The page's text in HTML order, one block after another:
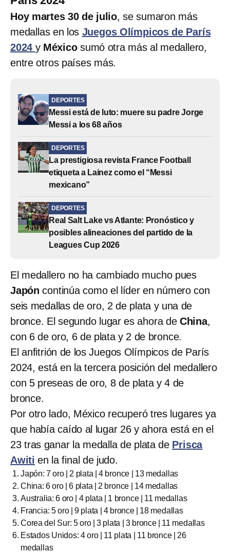
Hoy martes 30 de julio, se sumaron más
medallas en los Juegos Olímpicos de París
2024 y Méxicosumó otra más al medallero,
entre otros países más.
DEPORTES
Messi está de luto: muere su padre Jorge
Messi a los 68 años
DEPORTES
La prestigiosa revista France Football
etiqueta a Lainez como el “Messi
mexicano”
DEPORTES
Real Salt Lake vs Atlante: Pronóstico y
posibles alineaciones del partido de la
Leagues Cup 2026
El medallero no ha cambiado mucho pues
Japón continúa como el líder en número con
seis medallas de oro, 2 de plata y una de
bronce. El segundo lugar es ahora de China,
con 6 de oro, 6 de plata y 2 de bronce.
El anfitrión de los Juegos Olímpicos de París
2024, está en la tercera posición del medallero
con 5 preseas de oro, 8 de plata y 4 de
bronce.
Por otro lado, México recuperó tres lugares ya
que había caído al lugar 26 y ahora está en el
23 tras ganar la medalla de plata de Prisca
Awiti en la final de judo.
Japón: 7 oro | 2 plata | 4 bronce | 13 medallas
China: 6 oro | 6 plata | 2 bronce | 14 medallas
Australia: 6 oro | 4 plata | 1 bronce | 11 medallas
Francia: 5 oro | 9 plata | 4 bronce | 18 medallas
Corea del Sur: 5 oro | 3 plata | 3 bronce | 11 medallas
Estados Unidos: 4 oro | 11 plata | 11 bronce | 26
medallas